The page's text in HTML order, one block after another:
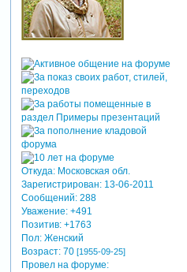
Откуда:Московская обл.
Зарегистрирован: 13-06-2011
Сообщений:288
Уважение: +491
Позитив: +1763
Пол:Женский
Возраст:70 [1955-09-25]
Провел на форуме: